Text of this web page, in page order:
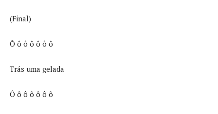
(Final)
Ô ô ô ô ô ô ô
Trás uma gelada
Ô ô ô ô ô ô ô